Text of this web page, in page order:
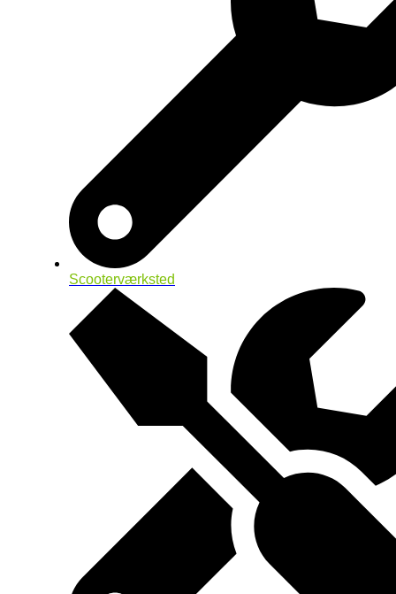
Scooterværksted